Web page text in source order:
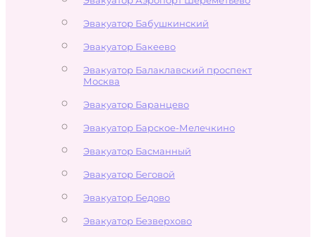
Эвакуатор Бабушкинский
Эвакуатор Бакеево
Эвакуатор Балаклавский проспект
Москва
Эвакуатор Баранцево
Эвакуатор Барское-Мелечкино
Эвакуатор Басманный
Эвакуатор Беговой
Эвакуатор Бедово
Эвакуатор Безверхово